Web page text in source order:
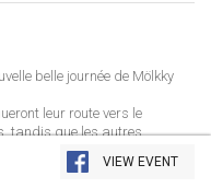
belle journée de Mölkky
leur route vers le
tandis que les autres
classement.
des équipes.VIEW EVENT